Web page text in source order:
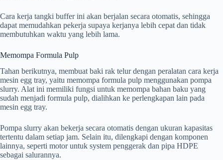
Cara kerja tangki buffer ini akan berjalan secara otomatis, sehingga
dapat memudahkan pekerja supaya kerjanya lebih cepat dan tidak
membutuhkan waktu yang lebih lama.
Memompa Formula Pulp
Tahan berikutnya, membuat baki rak telur dengan peralatan cara kerja
mesin egg tray, yaitu memompa formula pulp menggunakan pompa
slurry. Alat ini memiliki fungsi untuk memompa bahan baku yang
sudah menjadi formula pulp, dialihkan ke perlengkapan lain pada
mesin egg tray.
Pompa slurry akan bekerja secara otomatis dengan ukuran kapasitas
tertentu dalam setiap jam. Selain itu, dilengkapi dengan komponen
lainnya, seperti motor untuk system penggerak dan pipa HDPE
sebagai salurannya.